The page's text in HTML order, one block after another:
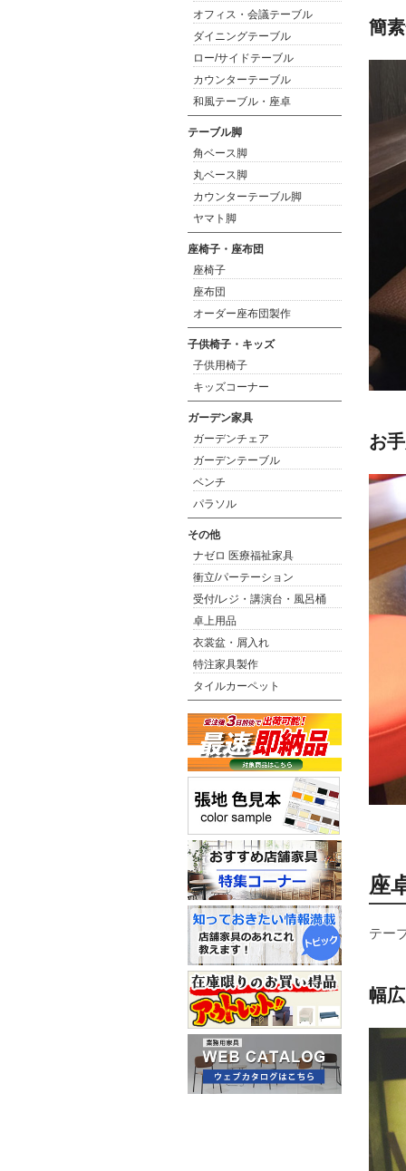
簡
お
座
テー
幅
オフィス・会議テーブル
ダイニングテーブル
ロー/サイドテーブル
カウンターテーブル
和風テーブル・座卓
テーブル脚
角ベース脚
丸ベース脚
カウンターテーブル脚
ヤマト脚
座椅子・座布団
座椅子
座布団
オーダー座布団製作
子供椅子・キッズ
子供用椅子
キッズコーナー
ガーデン家具
ガーデンチェア
ガーデンテーブル
ベンチ
パラソル
その他
ナゼロ 医療福祉家具
衝立/パーテーション
受付/レジ・講演台・風呂桶
卓上用品
衣裳盆・屑入れ
特注家具製作
タイルカーペット